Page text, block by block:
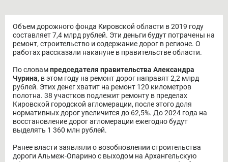
Объем дорожного фонда Кировской области в 2019 году
составляет 7,4 млрд рублей. Эти деньги будут потрачены на
ремонт, строительство и содержание дорог в регионе. О
работах рассказали накануне в правительстве области.
По словампредседателя правительства Александра
Чурина, в этом году на ремонт дорог направят 2,2 млрд
рублей. Этих денег хватит на ремонт 120 километров
полотна. 38 участков подлежит ремонту в пределах
Кировской городской агломерации, после этого доля
нормативных дорог увеличится до 62,5%. До 2024 года на
восстановление дорог агломерации ежегодно будут
выделять 1 360 млн рублей.
Ранее власти заявляли о возобновлении строительства
дороги Альмеж-Опарино с выходом на Архангельскую